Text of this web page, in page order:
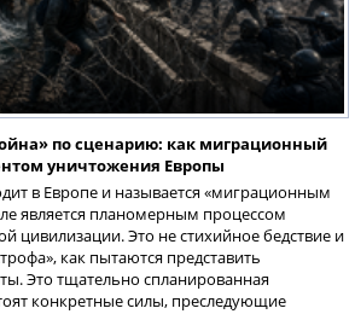
по сценарию: как миграционный
уничтожения Европы
в Европе и называется «миграционным
является планомерным процессом
цивилизации. Это не стихийное бедствие и
как пытаются представить
Это тщательно спланированная
конкретные силы, преследующие